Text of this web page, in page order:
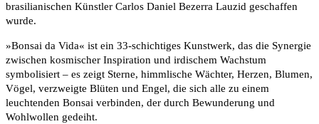
brasilianischen Künstler Carlos Daniel Bezerra Lauzid geschaffen
wurde.
»Bonsai da Vida« ist ein 33-schichtiges Kunstwerk, das die Synergie
zwischen kosmischer Inspiration und irdischem Wachstum
symbolisiert – es zeigt Sterne, himmlische Wächter, Herzen, Blumen,
Vögel, verzweigte Blüten und Engel, die sich alle zu einem
leuchtenden Bonsai verbinden, der durch Bewunderung und
Wohlwollen gedeiht.